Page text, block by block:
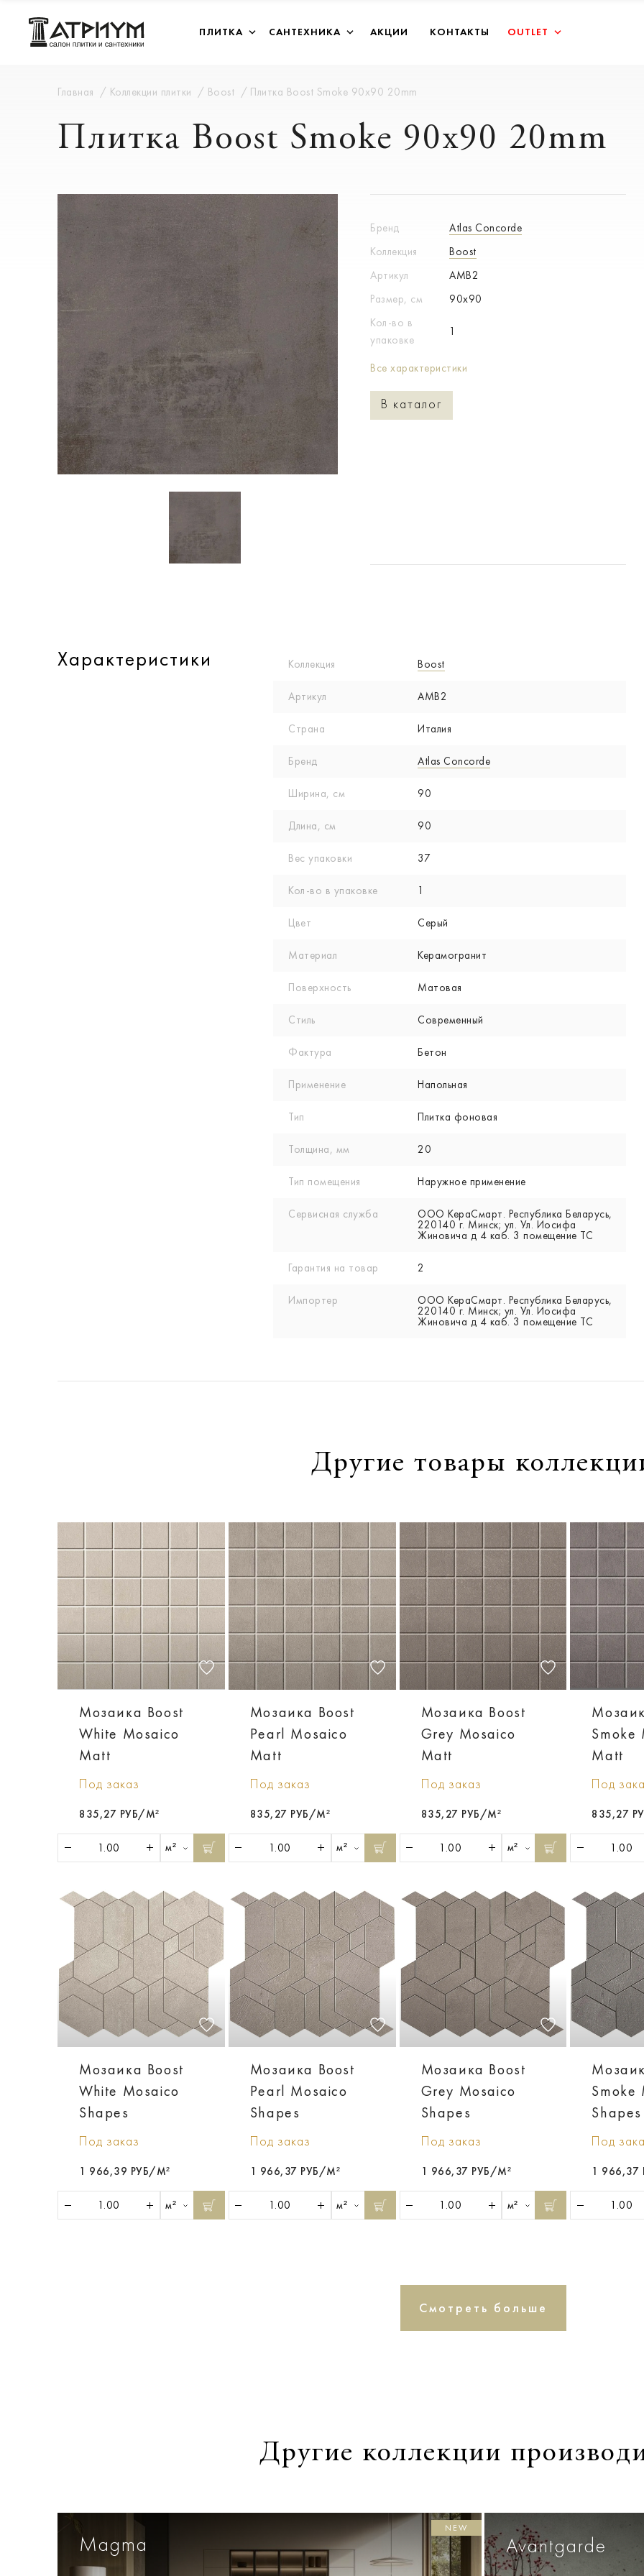
ПЛИТКА САНТЕХНИКА АКЦИИ КОНТАКТЫ OUTLET
Главная Коллекции плитки Boost Плитка Boost Smoke 90x90 20mm
Плитка Boost Smoke 90x90 20mm
Бренд
Atlas Concorde
Коллекция
Boost
Артикул
AMB2
Размер, см
90x90
Кол-во в
упаковке
1
Все характеристики
В каталог
Характеристики Коллекция Boost
Артикул AMB2
Страна Италия
Бренд Atlas Concorde
Ширина, см 90
Длина, см 90
Вес упаковки 37
Кол-вo в упаковке 1
Цвет Серый
Материал Керамогранит
Поверхность Матовая
Стиль Современный
Фактура Бетон
Применение Напольная
Тип Плитка фоновая
Толщина, мм 20
Тип помещения Наружное применение
Сервисная служба
ООО КераСмарт. Республика Беларусь,
220140 г. Минск; ул. Ул. Иосифа
Жиновича д 4 каб. 3 помещение ТС
Гарантия на товар 2
Импортер
ООО КераСмарт. Республика Беларусь,
220140 г. Минск; ул. Ул. Иосифа
Жиновича д 4 каб. 3 помещение ТС
Другие товары
Мозаика Boost
White Mosaico
Matt
Под заказ
835,27 РУБ/М²
м²
Мозаика Boost
Pearl Mosaico
Matt
Под заказ
835,27 РУБ/М²
м²
Мозаика Boost
Grey Mosaico
Matt
Под заказ
835,27 РУБ/М²
м²
Smoke
Matt
Под
835,27
Мозаика Boost
White Mosaico
Shapes
Под заказ
1 966,39 РУБ/М²
м²
Мозаика Boost
Pearl Mosaico
Shapes
Под заказ
1 966,37 РУБ/М²
м²
Мозаика Boost
Grey Mosaico
Shapes
Под заказ
1 966,37 РУБ/М²
м²
Smoke
Shapes
Под
1 966,37
Смотреть больше
Другие коллекции
Magma
NEW
Avantgarde